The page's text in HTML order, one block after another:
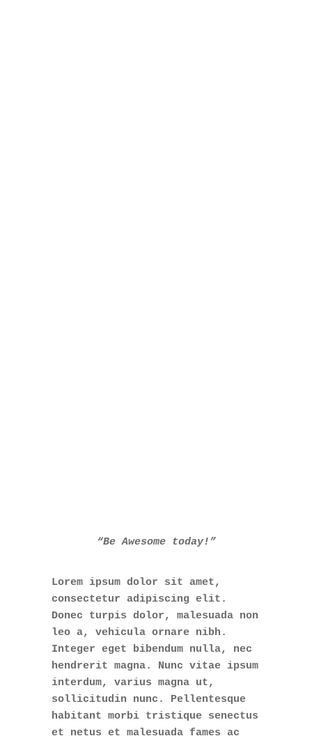
“Be Awesome today!”
Lorem ipsum dolor sit amet,
consectetur adipiscing elit.
Donec turpis dolor, malesuada non
leo a, vehicula ornare nibh.
Integer eget bibendum nulla, nec
hendrerit magna. Nunc vitae ipsum
interdum, varius magna ut,
sollicitudin nunc. Pellentesque
habitant morbi tristique senectus
et netus et malesuada fames ac